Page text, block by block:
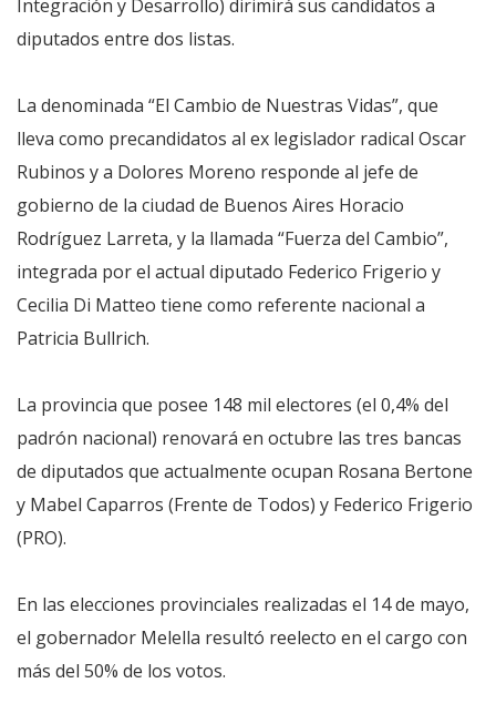
Integración y Desarrollo) dirimirá sus candidatos a
diputados entre dos listas.
La denominada “El Cambio de Nuestras Vidas”, que
lleva como precandidatos al ex legislador radical Oscar
Rubinos y a Dolores Moreno responde al jefe de
gobierno de la ciudad de Buenos Aires Horacio
Rodríguez Larreta, y la llamada “Fuerza del Cambio”,
integrada por el actual diputado Federico Frigerio y
Cecilia Di Matteo tiene como referente nacional a
Patricia Bullrich.
La provincia que posee 148 mil electores (el 0,4% del
padrón nacional) renovará en octubre las tres bancas
de diputados que actualmente ocupan Rosana Bertone
y Mabel Caparros (Frente de Todos) y Federico Frigerio
(PRO).
En las elecciones provinciales realizadas el 14 de mayo,
el gobernador Melella resultó reelecto en el cargo con
más del 50% de los votos.